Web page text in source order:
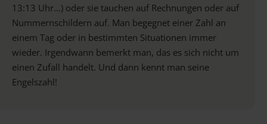
13:13 Uhr…) oder sie tauchen auf Rechnungen oder auf
Nummernschildern auf. Man begegnet einer Zahl an
einem Tag oder in bestimmten Situationen immer
wieder. Irgendwann bemerkt man, das es sich nicht um
einen Zufall handelt. Und dann kennt man seine
Engelszahl!